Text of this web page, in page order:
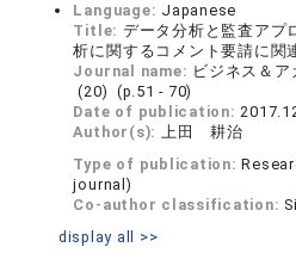
Language: Japanese
Title: データ分析と監査ア
析に関するコメント要請に関
Journal name: ビジネス＆
(20) (p.51 - 70)
Date of publication:
Author(s): 上田 耕治
Type of publication:
journal)
Co-author classification:
display all >>